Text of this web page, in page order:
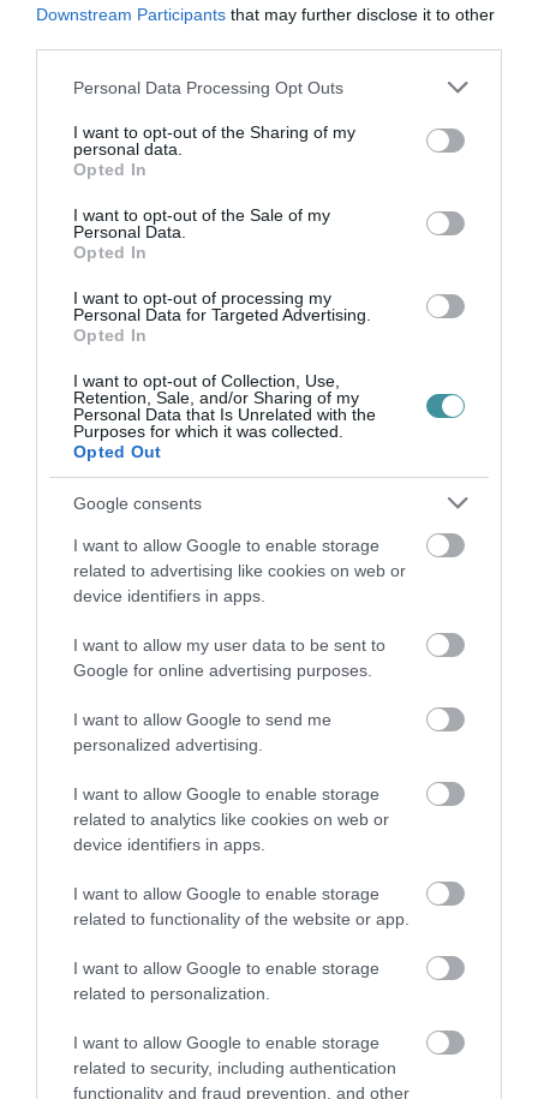
Downstream Participants that may further disclose it to other
Please note that this website/app uses one or more Google
not limited to your visit or usage behaviour. You may click to
grant or deny consent to Google and its third-party tags to
use your data for below specified purposes in below Google
consent section.
Personal Data Processing Opt Outs
I want to opt-out of the Sharing of my
personal data.
Opted In
I want to opt-out of the Sale of my
Personal Data.
Opted In
I want to opt-out of processing my
Personal Data for Targeted Advertising.
Opted In
I want to opt-out of Collection, Use,
Retention, Sale, and/or Sharing of my
Personal Data that Is Unrelated with the
Purposes for which it was collected.
Opted Out
Google consents
I want to allow Google to enable storage
related to advertising like cookies on web or
device identifiers in apps.
I want to allow my user data to be sent to
Google for online advertising purposes.
I want to allow Google to send me
personalized advertising.
I want to allow Google to enable storage
related to analytics like cookies on web or
device identifiers in apps.
I want to allow Google to enable storage
related to functionality of the website or app.
I want to allow Google to enable storage
related to personalization.
I want to allow Google to enable storage
related to security, including authentication
functionality and fraud prevention, and other
Legfrissebb híreink
MENTŐK IS A HELYSZÍNRE ÉRKE...
2026. augusztus 06|Riasztó
HÍREK A GARÁZSBÓL: CHERY TIGGO 9
2026. augusztus 06|Riasztó
„NEM TETTÜNK NYOMÁST A FIUNKRA” –
EGY EGRI CSALÁD TÖRTÉNE...
ÚJ HŰTŐRENDSZER A MARKHOT FERENC
KÓRHÁZBAN: TÖBB MINT 70 ...
2026. augusztus 06
HOLTAN SZÁLLÍTOTTÁK HAZA A 80 ÉVES
ASSZONYT A HATVANI KÓR...
GÁRDONYI MESEKERT VÁRJA A
CSALÁDOKAT – HÁROM NAPON ÁT ING...
2026. augusztus 06|Programok